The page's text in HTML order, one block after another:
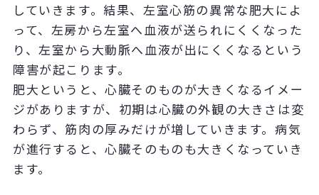
していきます。結果、左室心筋の異常な肥大によ
って、左房から左室へ血液が送られにくくなった
り、左室から大動脈へ血液が出にくくなるという
障害が起こります。
肥大というと、心臓そのものが大きくなるイメー
ジがありますが、初期は心臓の外観の大きさは変
わらず、筋肉の厚みだけが増していきます。病気
が進行すると、心臓そのものも大きくなっていき
ます。